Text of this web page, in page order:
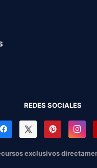
REDES SOCIALES
exclusivos